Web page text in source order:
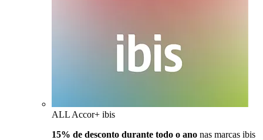
ALL Accor+ ibis
15% de desconto durante todo o ano nas marcas ibis